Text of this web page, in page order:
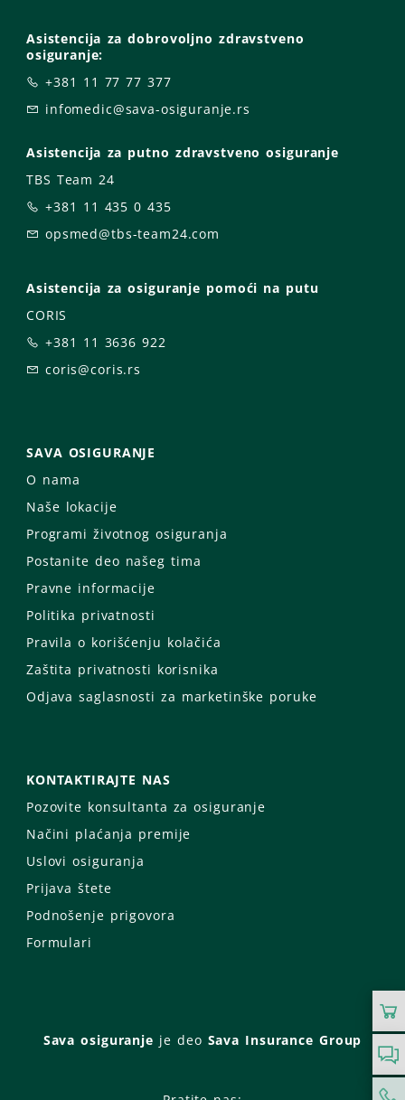
Asistencija za dobrovoljno zdravstveno
osiguranje:
+381 11 77 77 377
infomedic@sava-osiguranje.rs
Asistencija za putno zdravstveno osiguranje
TBS Team 24
+381 11 435 0 435
opsmed@tbs-team24.com
Asistencija za osiguranje pomoći na putu
CORIS
+381 11 3636 922
coris@coris.rs
SAVA OSIGURANJE
O nama
Naše lokacije
Programi životnog osiguranja
Postanite deo našeg tima
Pravne informacije
Politika privatnosti
Pravila o korišćenju kolačića
Zaštita privatnosti korisnika
Odjava saglasnosti za marketinške poruke
KONTAKTIRAJTE NAS
Pozovite konsultanta za osiguranje
Načini plaćanja premije
Uslovi osiguranja
Prijava štete
Podnošenje prigovora
Formulari
Sava osiguranje je deo Sava Insurance Group